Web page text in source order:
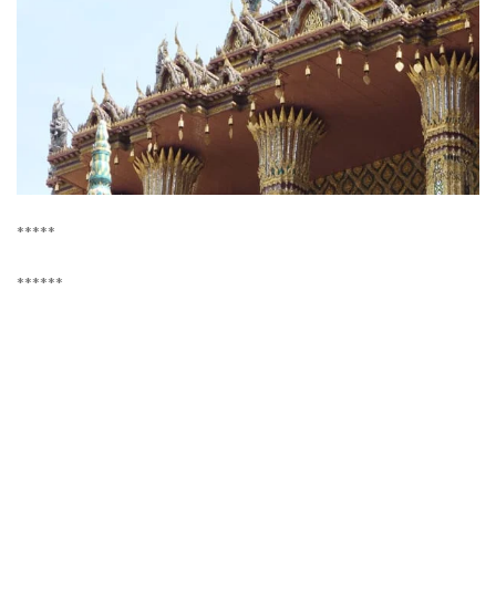
*****
******